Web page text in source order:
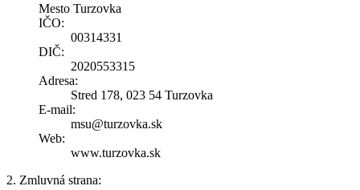
Mesto Turzovka
IČO:
00314331
DIČ:
2020553315
Adresa:
Stred 178, 023 54 Turzovka
E-mail:
msu@turzovka.sk
Web:
www.turzovka.sk
2. Zmluvná strana: